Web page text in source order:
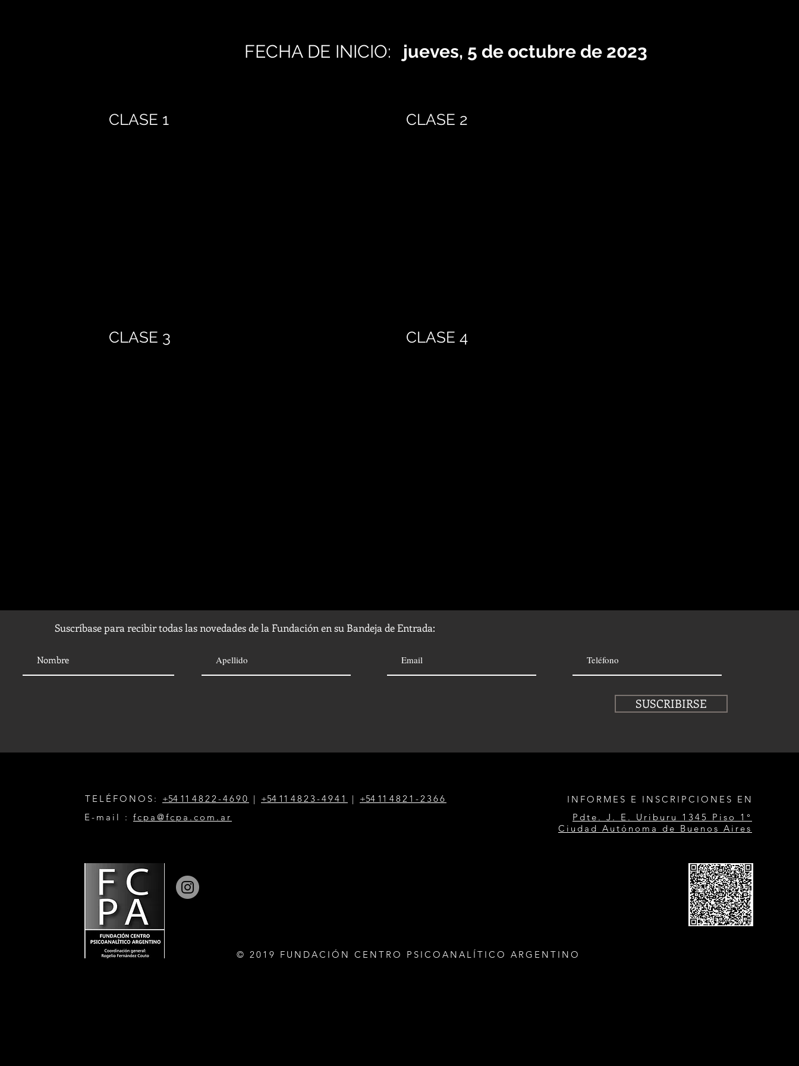
FECHA DE INICIO: jueves, 5 de octubre de 2023
CLASE 1
CLASE 3
CLASE 2
CLASE 4
Suscríbase para recibir todas las novedades de la Fundación en su Bandeja de Entrada:
SUSCRIBIRSE
TELÉFONOS: +54 11 4822-4690 | +54 1 1 4823-4941 | +54 1 1 4821-2366
E-mail : fcpa@fcpa.com.ar
INFORMES E INSCRIPCIONES EN
Pdte. J. E. Uriburu 1345 Piso 1°
Ciudad Autónoma de Buenos Aires
© 2019 FUNDACIÓN CENTRO PSICOANALÍTICO ARGENTINO